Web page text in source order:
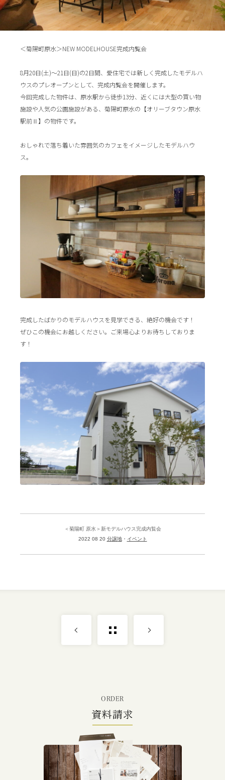
＜菊陽町原水＞NEW MODELHOUSE完成内覧会
8月20日(土)～21日(日)の2日間、愛住宅では新しく完成したモデルハ
ウスのプレオープンとして、完成内覧会を開催します。
今回完成した物件は、原水駅から徒歩13分、近くには大型の買い物
施設や人気の公園施設がある、菊陽町原水の【オリーブタウン原水
駅前Ⅱ】の物件です。
おしゃれで落ち着いた雰囲気のカフェをイメージしたモデルハウ
ス。
完成したばかりのモデルハウスを見学できる、絶好の機会です！
ぜひこの機会にお越しください。ご来場心よりお待ちしておりま
す！
＜菊陽町 原水＞新モデルハウス完成内覧会
2022 08 20 分譲地 イベント
ORDER
資料請求